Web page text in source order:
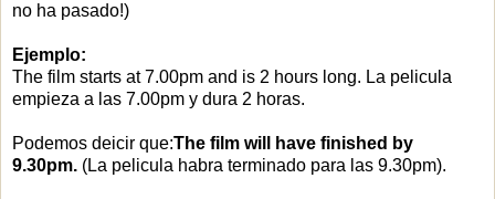
no ha pasado!)
Ejemplo:
The film starts at 7.00pm and is 2 hours long. La pelicula
empieza a las 7.00pm y dura 2 horas.
Podemos deicir que:The film will have finished by
9.30pm. (La pelicula habra terminado para las 9.30pm).